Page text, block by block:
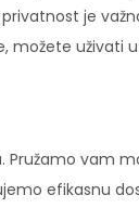
je
možete uživati
vam
efikasnu